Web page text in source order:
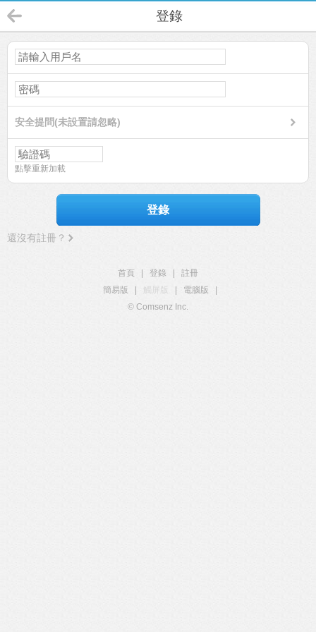
登錄
安全提問(未設置請忽略)
點擊重新加載
登錄
還沒有註冊？
首頁 登錄
註冊
簡易版
觸屏版 電腦版
© Comsenz Inc.